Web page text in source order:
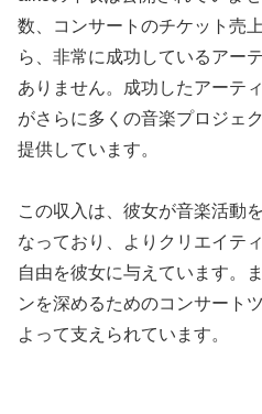
数、コンサートのチケット売
ら、非常に成功しているアー
ありません。成功したアーテ
がさらに多くの音楽プロジェ
提供しています。
この収入は、彼女が音楽活動
なっており、よりクリエイテ
自由を彼女に与えています。
ンを深めるためのコンサート
よって支えられています。